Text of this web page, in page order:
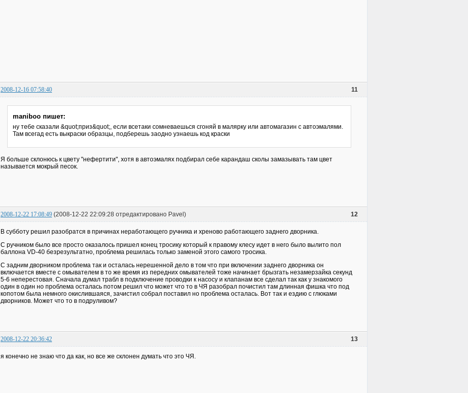
11
2008-12-16 07:58:40
maniboo пишет:
ну тебе сказали &quot;приз&quot;, если всетаки сомневаешься сгоняй в малярку или автомагазин с автоэмалями.
Там всегад есть выкраски образцы, подберешь заодно узнаешь код краски
Я больше склонюсь к цвету "нефертити", хотя в автоэмалях подбирал себе карандаш сколы замазывать там цвет
называется мокрый песок.
12
2008-12-22 17:08:49 (2008-12-22 22:09:28 отредактировано Pavel)
В субботу решил разобратся в причинах неработающего ручника и хреново работающего заднего дворника.
С ручником было все просто оказалось пришел конец тросику который к правому клесу идет в него было вылито пол
баллона VD-40 безрезультатно, проблема решилась только заменой этого самого тросика.
С задним дворником проблема так и осталась нерешенной дело в том что при включении заднего дворника он
включается вместе с омывателем в то же время из передних омывателей тоже начинает брызгать незамерзайка секунд
5-6 неперестовая. Сначала думал трабл в подключение проводки к насосу и клапанам все сделал так как у знакомого
один в один но проблема осталась потом решил что может что то в ЧЯ разобрал почистил там длинная фишка что под
копотом была немного окислившаяся, зачистил собрал поставил но проблема осталась. Вот так и ездию с глюками
дворников. Может что то в подруливом?
13
2008-12-22 20:36:42
я конечно не знаю что да как, но все же склонен думать что это ЧЯ.